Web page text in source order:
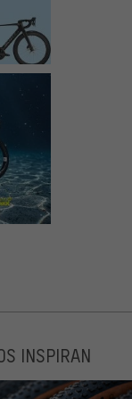
INSPIRAN